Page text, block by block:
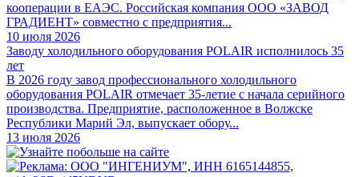
кооперации в ЕАЭС. Российская компания ООО «ЗАВОД
ГРАДИЕНТ» совместно с предприятия...
10 июля 2026
Заводу холодильного оборудования POLAIR исполнилось 35
лет
В 2026 году завод профессионального холодильного
оборудования POLAIR отмечает 35-летие с начала серийного
производства. Предприятие, расположенное в Волжске
Республики Марий Эл, выпускает обору...
13 июля 2026